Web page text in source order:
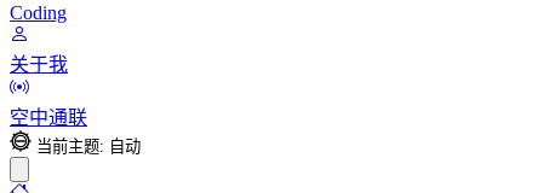
Coding
关于我
空中通联
当前主题: 自动